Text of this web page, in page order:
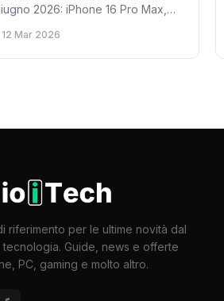
2026: iPhone 16 Pro Max,
12 Mar 2026
riferimento per le ultime novità dal
tecnologia. Guide, news e offerte
PC, gaming e molto altro.